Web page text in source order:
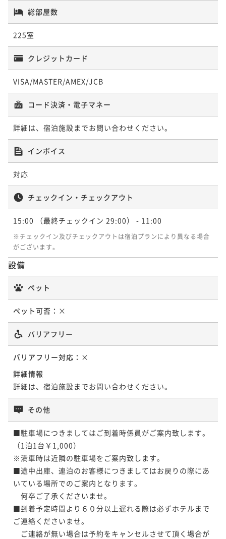
総部屋数
225室
クレジットカード
VISA/MASTER/AMEX/JCB
コード決済・電子マネー
詳細は、宿泊施設までお問い合わせください。
インボイス
対応
チェックイン・チェックアウト
15:00 （最終チェックイン 29:00） - 11:00
※チェックイン及びチェックアウトは宿泊プランにより異なる場合
がございます。
設備
ペット
ペット可否： ×
バリアフリー
バリアフリー対応： ×
詳細情報
詳細は、宿泊施設までお問い合わせください。
その他
■駐車場につきましてはご到着時係員がご案内致します。
（1泊1台￥1,000）
※満車時は近隣の駐車場をご案内致します。
■途中出庫、連泊のお客様につきましてはお戻りの際にあ
いている場所でのご案内となります。
何卒ご了承くださいませ。
■到着予定時間より６０分以上遅れる際は必ずホテルまで
ご連絡くださいませ。
ご連絡が無い場合は予約をキャンセルさせて頂く場合が